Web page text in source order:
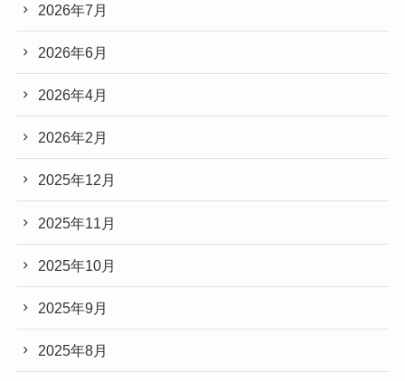
2026年7月
2026年6月
2026年4月
2026年2月
2025年12月
2025年11月
2025年10月
2025年9月
2025年8月